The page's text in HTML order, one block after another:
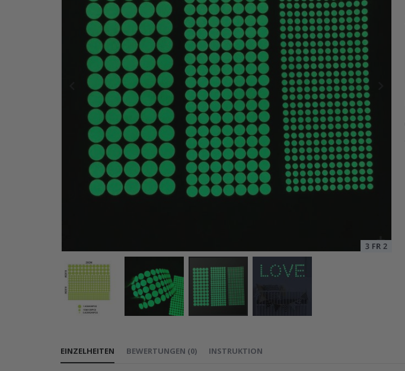
Wandtattoo - Kosmos-Rakete
der
EINZELHEITEN BEWERTUNGEN (0) INSTRUKTION